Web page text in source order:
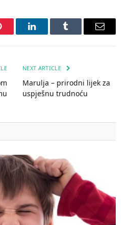
LinkedInTumblr Email
NEXT ARTICLE
Marulja – prirodni lijek za
uspješnu trudnoću